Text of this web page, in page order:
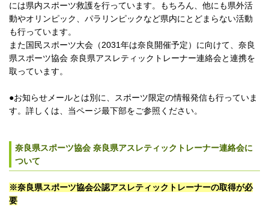
には県内スポーツ救護を行っています。もちろん、他にも県外活
動やオリンピック、パラリンピックなど県内にとどまらない活動
も行っています。
また国民スポーツ大会（2031年は奈良開催予定）に向けて、奈良
県スポーツ協会 奈良県アスレティックトレーナー連絡会と連携を
取っています。
●お知らせメールとは別に、スポーツ限定の情報発信も行っていま
す。詳しくは、当ページ最下部をご参照ください。
奈良県スポーツ協会 奈良県アスレティックトレーナー連絡会に
ついて
※奈良県スポーツ協会公認アスレティックトレーナーの取得が必
要